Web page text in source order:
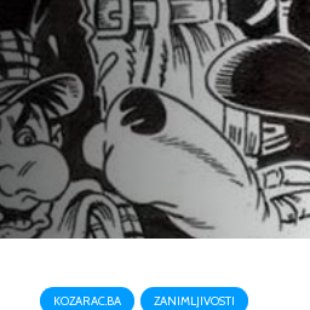
KOZARAC.BA ZANIMLJIVOSTI